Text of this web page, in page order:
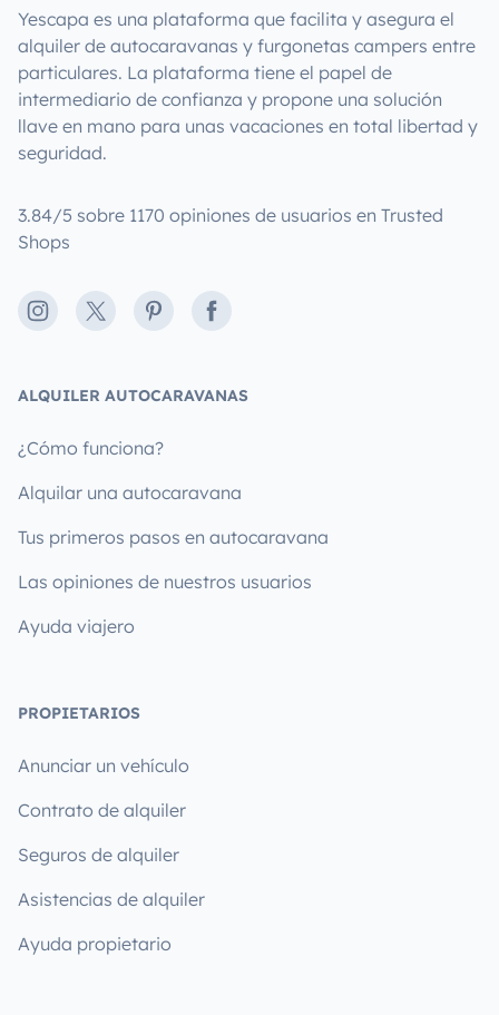
Yescapa es una plataforma que facilita y asegura el
alquiler de autocaravanas y furgonetas campers entre
particulares. La plataforma tiene el papel de
intermediario de confianza y propone una solución
llave en mano para unas vacaciones en total libertad y
seguridad.
3.84/5 sobre 1170 opiniones de usuarios en Trusted
Shops
Instagram
X PinterestFacebook
ALQUILER AUTOCARAVANAS
¿Cómo funciona?
Alquilar una autocaravana
Tus primeros pasos en autocaravana
Las opiniones de nuestros usuarios
Ayuda viajero
PROPIETARIOS
Anunciar un vehículo
Contrato de alquiler
Seguros de alquiler
Asistencias de alquiler
Ayuda propietario